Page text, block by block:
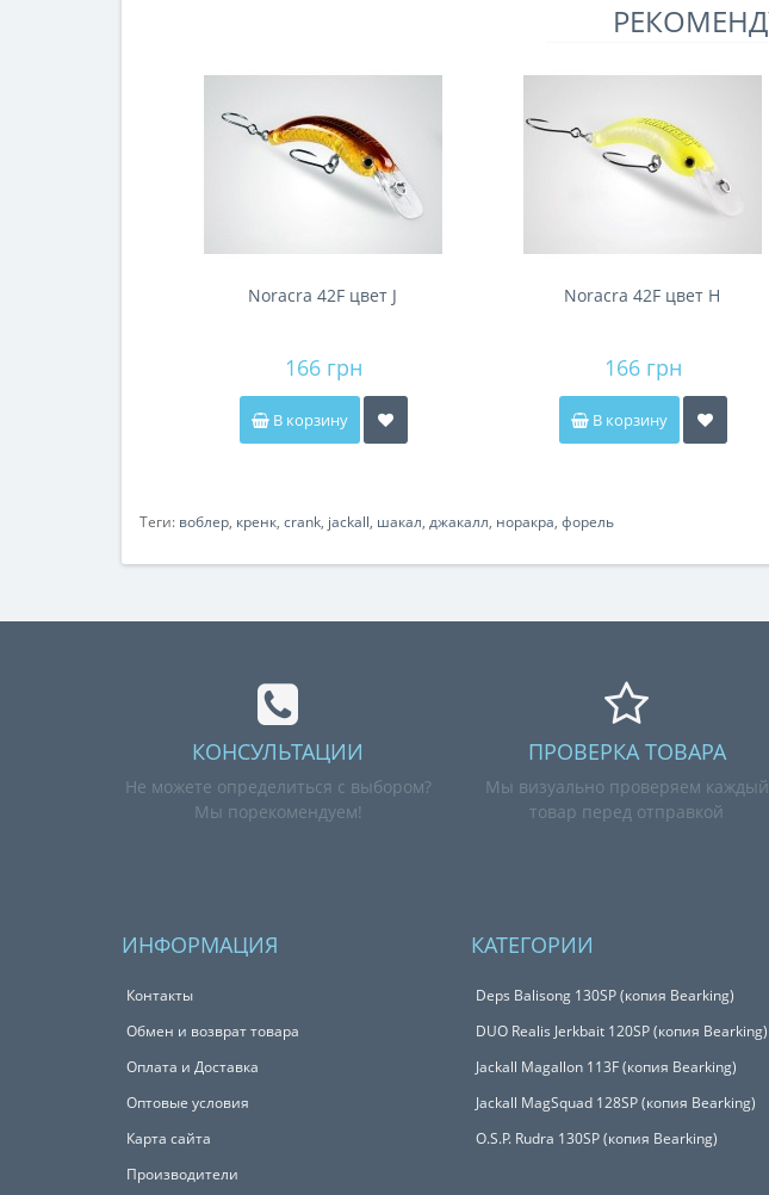
Noracra 42F цвет J
166 грн
В корзину
Noracra 42F цвет H
166 грн
В корзину
Теги: воблер, кренк, crank, jackall, шакал, джакалл, норакра, форель
КОНСУЛЬТАЦИИ
Не можете определиться с выбором?
Мы порекомендуем!
ПРОВЕРКА ТОВАРА
Мы визуально проверяем каждый
товар перед отправкой
ИНФОРМАЦИЯ
Контакты
Обмен и возврат товара
Оплата и Доставка
Оптовые условия
Карта сайта
Производители
КАТЕГОРИИ
Deps Balisong 130SP (копия Bearking)
DUO Realis Jerkbait 120SP (копия Bearking)
Jackall Magallon 113F (копия Bearking)
Jackall MagSquad 128SP (копия Bearking)
O.S.P. Rudra 130SP (копия Bearking)